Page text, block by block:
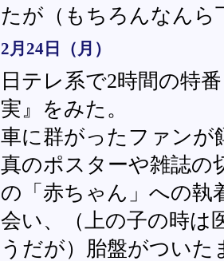
たが（もちろんなんら
2月24日（月）
日テレ系で2時間の特
実』をみた。
車に群がったファンが
真のポスターや雑誌の
の「赤ちゃん」への執
会い、（上の子の時は
うだが）胎盤がつい